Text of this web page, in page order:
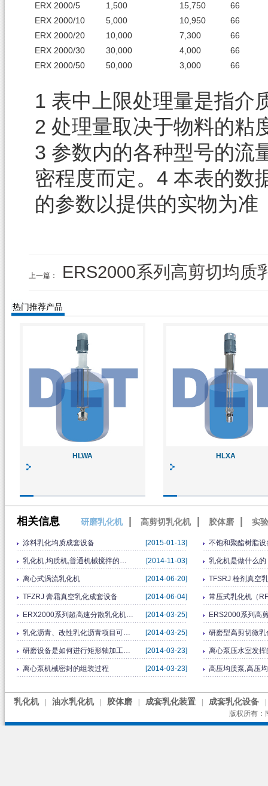
ERX 2000/5 1,500 15,750
66
ERX 2000/10
5,000 10,950
66
ERX 2000/20
10,000 7,300
66
ERX 2000/30
30,000 4,000
66
ERX 2000/50
50,000 3,000 66
1 表中上限处理量是指介
2 处理量取决于物料的粘
3 参数内的各种型号的流
密程度而定。4 本表的数
的参数以提供的实物为准
上一篇： ERS2000系列高剪切均质
热门推荐产品
HLWA HLXA
相关信息 研磨乳化机 高剪切乳化机 胶体磨 实
[2015-01-13]
涂料乳化均质成套设备 不饱和聚酯树脂设
[2014-11-03]
乳化机,均质机,普通机械搅拌的… 乳化机是做什么的
[2014-06-20]
离心式涡流乳化机 TFSRJ 栓剂真空
[2014-06-04]
TFZRJ 膏霜真空乳化成套设备 常压式乳化机（
[2014-03-25]
ERX2000系列超高速分散乳化机… ERS2000系列高
[2014-03-25]
乳化沥青、改性乳化沥青项目可… 研磨型高剪切微
[2014-03-23]
研磨设备是如何进行矩形轴加工… 离心泵压水室发
[2014-03-23]
离心泵机械密封的组装过程 高压均质泵,高压
乳化机 油水乳化机 胶体磨 成套乳化装置 成套乳化设备
版权所有：